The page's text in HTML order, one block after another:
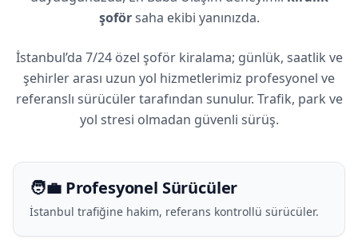
şoförsaha ekibi yanınızda.
İstanbul’da 7/24 özel şoför kiralama; günlük, saatlik ve
şehirler arası uzun yol hizmetlerimiz profesyonel ve
referanslı sürücüler tarafından sunulur. Trafik, park ve
yol stresi olmadan güvenli sürüş.
🧑‍💼 Profesyonel Sürücüler
İstanbul trafiğine hakim, referans kontrollü sürücüler.